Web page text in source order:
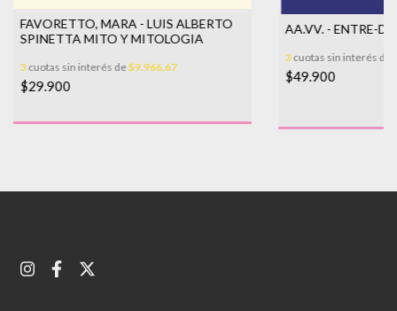
FAVORETTO, MARA - LUIS ALBERTO
SPINETTA MITO Y MITOLOGIA
3cuotas sin interés de$9.966,67
$29.900
AA.VV. - ENTRE-
3cuotas sin interés de
$49.900